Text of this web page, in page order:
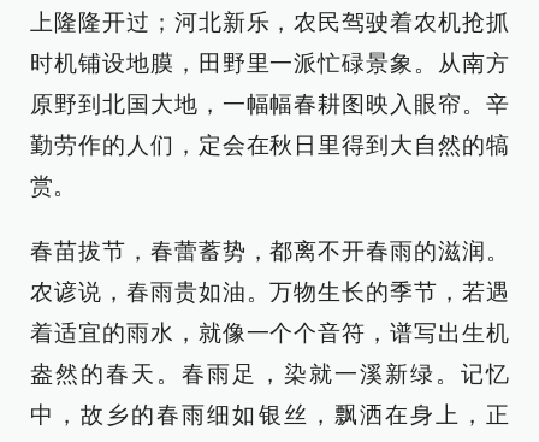
上隆隆开过；河北新乐，农民驾驶着农机抢抓
时机铺设地膜，田野里一派忙碌景象。从南方
原野到北国大地，一幅幅春耕图映入眼帘。辛
勤劳作的人们，定会在秋日里得到大自然的犒
赏。
春苗拔节，春蕾蓄势，都离不开春雨的滋润。
农谚说，春雨贵如油。万物生长的季节，若遇
着适宜的雨水，就像一个个音符，谱写出生机
盎然的春天。春雨足，染就一溪新绿。记忆
中，故乡的春雨细如银丝，飘洒在身上，正